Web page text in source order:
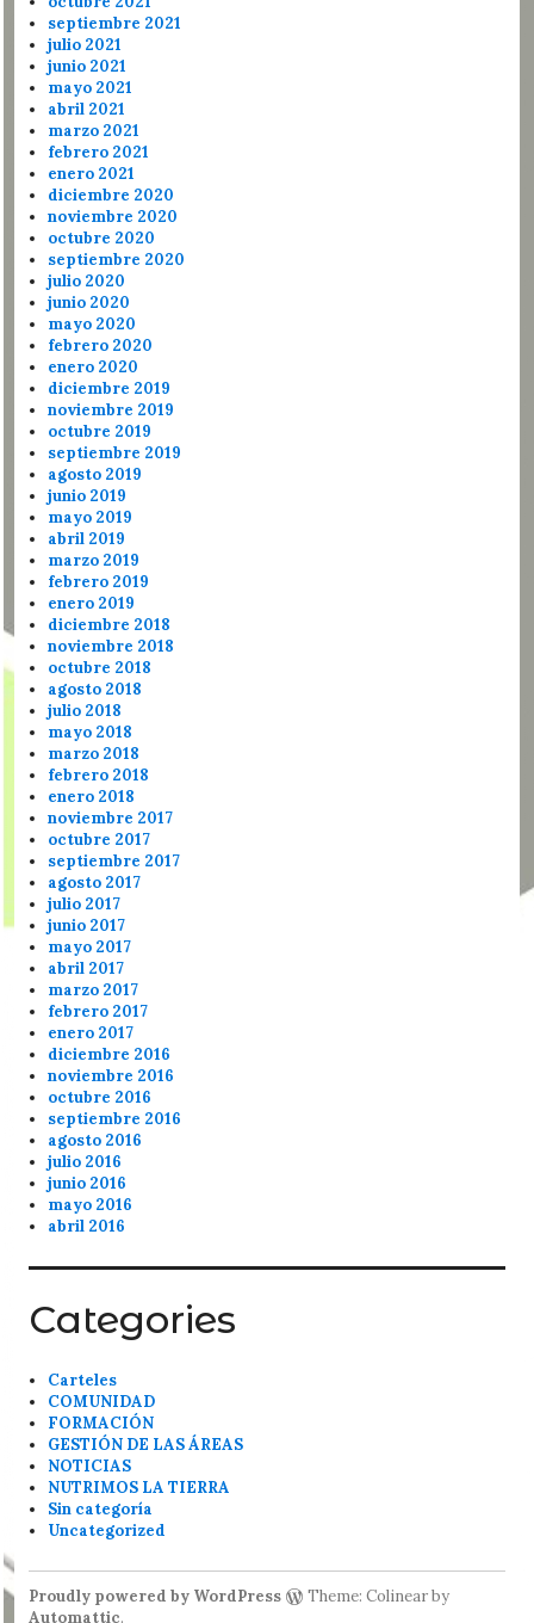
septiembre 2021
julio 2021
junio 2021
mayo 2021
abril 2021
marzo 2021
febrero 2021
enero 2021
diciembre 2020
noviembre 2020
octubre 2020
septiembre 2020
julio 2020
junio 2020
mayo 2020
febrero 2020
enero 2020
diciembre 2019
noviembre 2019
octubre 2019
septiembre 2019
agosto 2019
junio 2019
mayo 2019
abril 2019
marzo 2019
febrero 2019
enero 2019
diciembre 2018
noviembre 2018
octubre 2018
agosto 2018
julio 2018
mayo 2018
marzo 2018
febrero 2018
enero 2018
noviembre 2017
octubre 2017
septiembre 2017
agosto 2017
julio 2017
junio 2017
mayo 2017
abril 2017
marzo 2017
febrero 2017
enero 2017
diciembre 2016
noviembre 2016
octubre 2016
septiembre 2016
agosto 2016
julio 2016
junio 2016
mayo 2016
abril 2016
Categories
Carteles
COMUNIDAD
FORMACIÓN
GESTIÓN DE LAS ÁREAS
NOTICIAS
NUTRIMOS LA TIERRA
Sin categoría
Uncategorized
Proudly powered by WordPress
Theme: Colinear by
Automattic.